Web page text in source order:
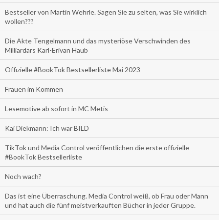
Bestseller von Martin Wehrle. Sagen Sie zu selten, was Sie wirklich
wollen???
Die Akte Tengelmann und das mysteriöse Verschwinden des
Milliardärs Karl-Erivan Haub
Offizielle #BookTok Bestsellerliste Mai 2023
Frauen im Kommen
Lesemotive ab sofort in MC Metis
Kai Diekmann: Ich war BILD
TikTok und Media Control veröffentlichen die erste offizielle
#BookTok Bestsellerliste
Noch wach?
Das ist eine Überraschung. Media Control weiß, ob Frau oder Mann
und hat auch die fünf meistverkauften Bücher in jeder Gruppe.